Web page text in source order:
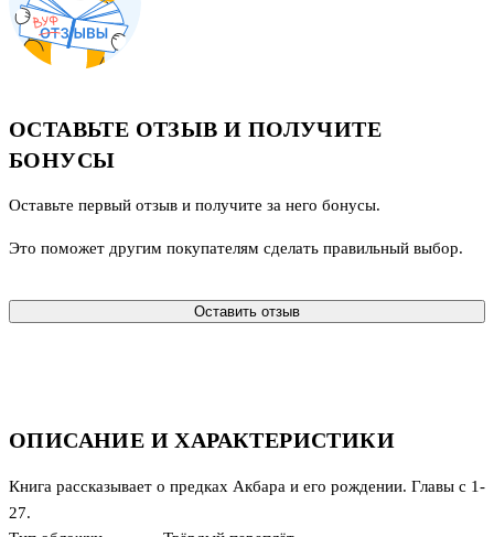
ОПИСАНИЕ И ХАРАКТЕРИСТИКИ
Книга рассказывает о предках Акбара и его рождении. Главы с 1-
27.
ОСТАВЬТЕ ОТЗЫВ И ПОЛУЧИТЕ
БОНУСЫ
Оставьте первый отзыв и получите за него бонусы.
Это поможет другим покупателям сделать правильный выбор.
Оставить отзыв